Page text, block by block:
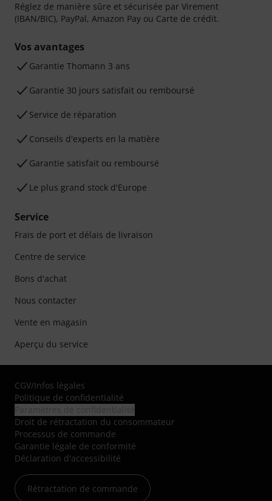
Réglez de manière sûre et sécurisée par Virement
(IBAN/BIC), PayPal, Amazon Pay ou Carte de crédit.
Vos avantages
Ga­ran­tie Thomann 3 ans
Garantie 30 jours satisfait ou remboursé
Service de réparation
Conseils d'experts en la matière
Garantie satisfait ou remboursé
Le plus grand stock d'Europe
Service
Frais de port et délais de livraison
Centre de service
Bons d'achat
Nous contacter
Vente en magasin
Aperçu du service
CGV/Infos légales
Politique de confidentialité
Droit de rétractation du consommateur
Processus de commande
Garantie légale de conformité
Déclaration d'accessibilité
Rétractation de commande